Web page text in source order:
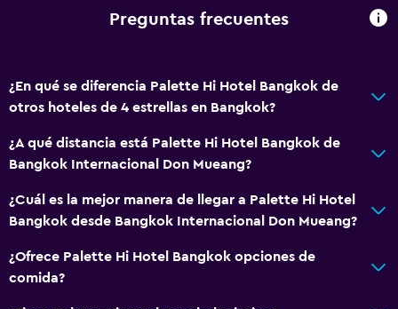
Secador de pelo
Aseo
Papel higiénico
Albornoz
Baño privado
General
Habitaciones familiares
Preguntas frecuentes
¿En qué se diferencia Palette Hi Hotel Bangkok de
otros hoteles de 4 estrellas en Bangkok?
¿A qué distancia está Palette Hi Hotel Bangkok de
Bangkok Internacional Don Mueang?
¿Cuál es la mejor manera de llegar a Palette Hi Hotel
Bangkok desde Bangkok Internacional Don Mueang?
¿Ofrece Palette Hi Hotel Bangkok opciones de
comida?